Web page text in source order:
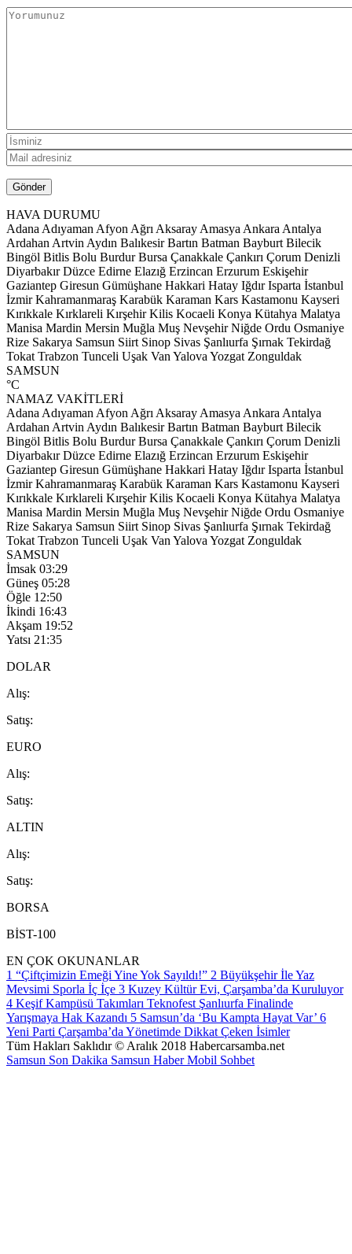
HAVA DURUMU
Adana Adıyaman Afyon Ağrı Aksaray Amasya Ankara Antalya
Ardahan Artvin Aydın Balıkesir Bartın Batman Bayburt Bilecik
Bingöl Bitlis Bolu Burdur Bursa Çanakkale Çankırı Çorum Denizli
Diyarbakır Düzce Edirne Elazığ Erzincan Erzurum Eskişehir
Gaziantep Giresun Gümüşhane Hakkari Hatay Iğdır Isparta İstanbul
İzmir Kahramanmaraş Karabük Karaman Kars Kastamonu Kayseri
Kırıkkale Kırklareli Kırşehir Kilis Kocaeli Konya Kütahya Malatya
Manisa Mardin Mersin Muğla Muş Nevşehir Niğde Ordu Osmaniye
Rize Sakarya Samsun Siirt Sinop Sivas Şanlıurfa Şırnak Tekirdağ
Tokat Trabzon Tunceli Uşak Van Yalova Yozgat Zonguldak
SAMSUN
°C
NAMAZ VAKİTLERİ
Adana Adıyaman Afyon Ağrı Aksaray Amasya Ankara Antalya
Ardahan Artvin Aydın Balıkesir Bartın Batman Bayburt Bilecik
Bingöl Bitlis Bolu Burdur Bursa Çanakkale Çankırı Çorum Denizli
Diyarbakır Düzce Edirne Elazığ Erzincan Erzurum Eskişehir
Gaziantep Giresun Gümüşhane Hakkari Hatay Iğdır Isparta İstanbul
İzmir Kahramanmaraş Karabük Karaman Kars Kastamonu Kayseri
Kırıkkale Kırklareli Kırşehir Kilis Kocaeli Konya Kütahya Malatya
Manisa Mardin Mersin Muğla Muş Nevşehir Niğde Ordu Osmaniye
Rize Sakarya Samsun Siirt Sinop Sivas Şanlıurfa Şırnak Tekirdağ
Tokat Trabzon Tunceli Uşak Van Yalova Yozgat Zonguldak
SAMSUN
İmsak 03:29
Güneş 05:28
Öğle 12:50
İkindi 16:43
Akşam 19:52
Yatsı 21:35
DOLAR
Alış:
Satış:
EURO
Alış:
Satış:
ALTIN
Alış:
Satış:
BORSA
BİST-100
EN ÇOK OKUNANLAR
1 “Çiftçimizin Emeği Yine Yok Sayıldı!” 2 Büyükşehir İle Yaz
Mevsimi Sporla İç İçe 3 Kuzey Kültür Evi, Çarşamba’da Kuruluyor
4 Keşif Kampüsü Takımları Teknofest Şanlıurfa Finalinde
Yarışmaya Hak Kazandı 5 Samsun’da ‘Bu Kampta Hayat Var’ 6
Yeni Parti Çarşamba’da Yönetimde Dikkat Çeken İsimler
Tüm Hakları Saklıdır © Aralık 2018 Habercarsamba.net
Samsun Son Dakika Samsun HaberMobil Sohbet